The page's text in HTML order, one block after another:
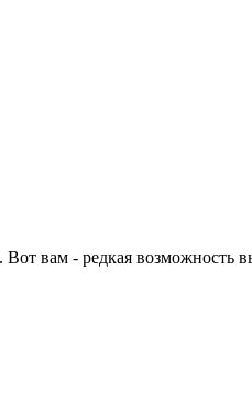
вам - редкая возможность